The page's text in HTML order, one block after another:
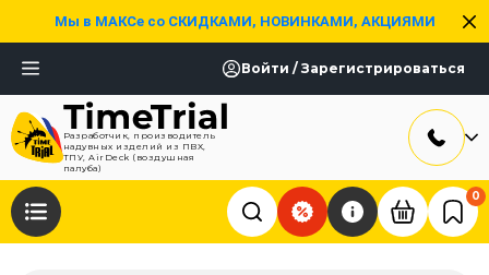
Мы в МАКСе со СКИДКАМИ, НОВИНКАМИ, АКЦИЯМИ
Войти / Зарегистрироваться
Разработчик, производитель
надувных изделий из ПВХ,
ТПУ, AirDeck (воздушная
палуба)
0